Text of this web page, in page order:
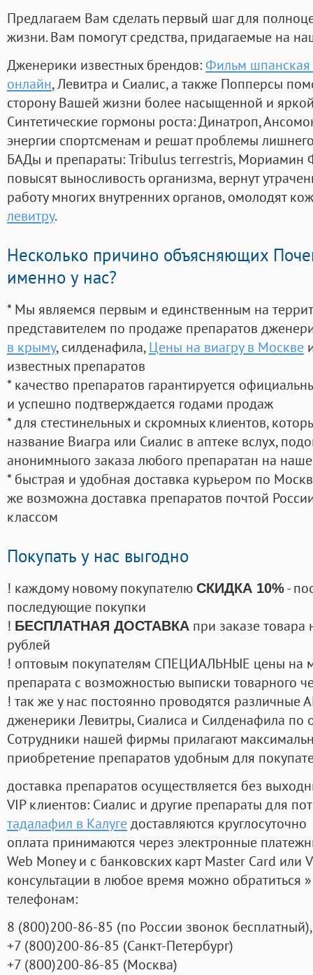
Предлагаем Вам сделать первый шаг для
жизни. Вам помогут средства, придагаемые на
Дженерики известных брендов:Фильм шпанская
онлайн, Левитра и Сиалис, а также Попперсы
сторону Вашей жизни более насыщенной и
Синтетические гормоны роста: Динатроп,
энергии спортсменам и решат проблемы
БАДы и препараты:Tribulus terrestris, Мориамин
повысят выносливость организма, вернут
работу многих внутренних органов, омолодят
левитру.
Несколько причино объясняющих
именно у нас?
* Мы являемся первым и единственным на
представителем по продаже препаратов
в крыму, силденафила, Цены на виагру в Москве
известных препаратов
* качество препаратов гарантируется
и успешно подтверждается годами продаж
* для стестинельных и скромных клиентов,
название Виагра или Сиалис в аптеке вслух,
анонимныого заказа любого препаратан на
* быстрая и удобная доставка курьером по
же возможна доставка препаратов почтой
классом
Покупать у нас выгодно
! каждому новому покупателю СКИДКА 10%-
последующие покупки
! БЕСПЛАТНАЯ ДОСТАВКА при заказе
рублей
! оптовым покупателям СПЕЦИАЛЬНЫЕ цены на
препарата с возможностью выписки товарного
! так же у нас постоянно проводятся
дженерики Левитры, Сиалиса и Силденафила по
Cотрудники нашей фирмы прилагают
приобретение препаратов удобным для
доставка препаратов осуществляется без
VIP клиентов: Сиалис и другие препараты для
тадалафил в Калугедоставляются круглосуточно
оплата принимаются через электронные
Web Money и с банковских карт Master Card или
консультации в любое время можно обратиться
телефонам:
8 (800)200-86-85 (по России звонок бесплатный),
+7 (800)200-86-85 (Санкт-Петербург)
+7 (800)200-86-85 (Москва)